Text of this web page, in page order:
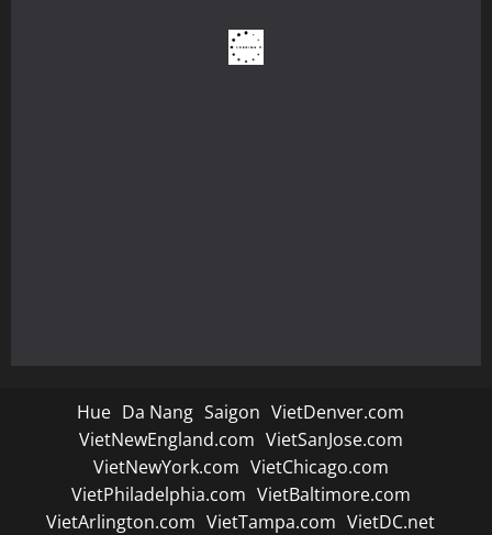
Hue Da Nang Saigon VietDenver.com
VietNewEngland.com VietSanJose.com
VietNewYork.com VietChicago.com
VietPhiladelphia.com VietBaltimore.com
VietArlington.com VietTampa.com VietDC.net